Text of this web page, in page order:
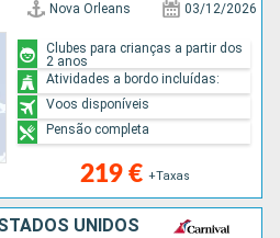
Nova Orleans 03/12/2026
219 € +Taxas
Clubes para crianças a partir dos
2 anos
Atividades a bordo incluídas:
Voos disponíveis
Pensão completa
UNIDOS